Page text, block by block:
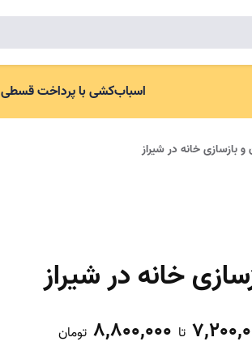
اسباب‌کشی با پرداخت قسطی
بازسازی خانه در شیراز
خانه در شیراز
تا 8,800,000 تومان